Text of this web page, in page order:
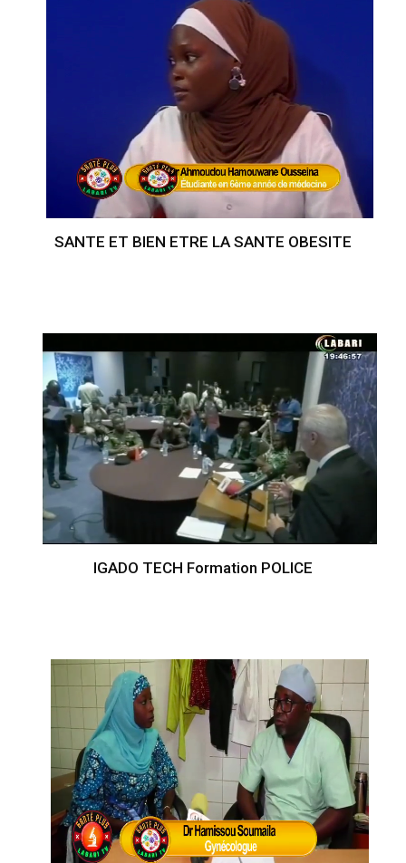
SANTE ET BIEN ETRE LA SANTE OBESITE
IGADO TECH Formation POLICE